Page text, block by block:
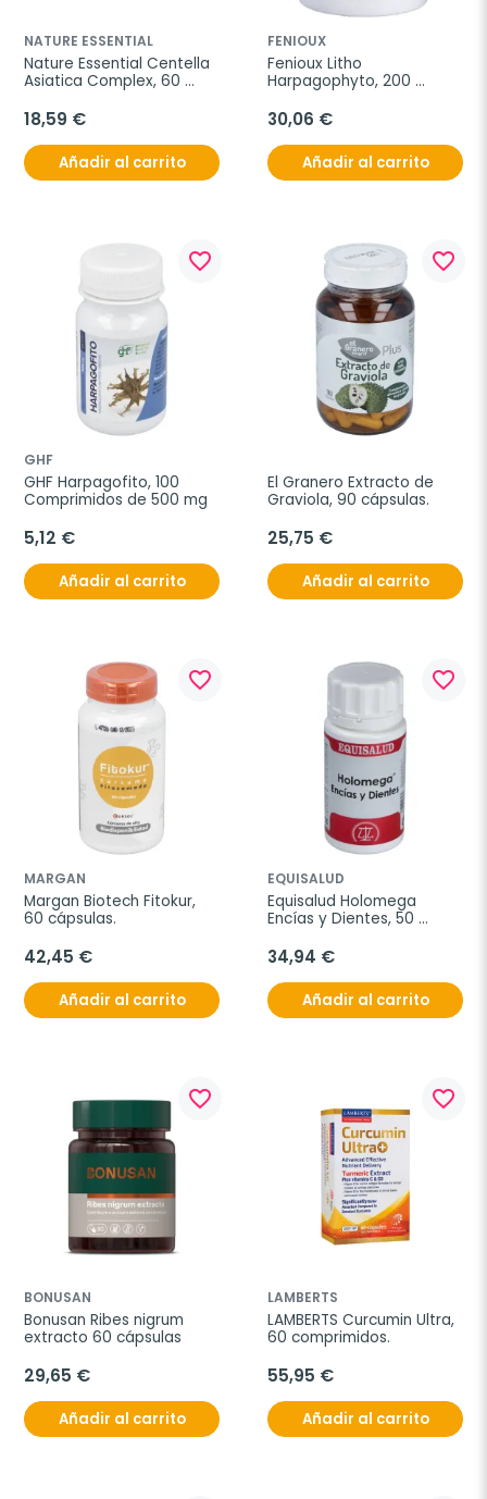
NATURE ESSENTIAL
Nature Essential Centella
Asiatica Complex, 60
18,59 €
Añadir al carrito
FENIOUX
Fenioux Litho
Harpagophyto, 200
30,06 €
Añadir al carrito
favorite_border
GHF
GHF Harpagofito, 100
Comprimidos de 500 mg
5,12 €
Añadir al carrito
favorite_border
El Granero Extracto de
Graviola, 90 cápsulas.
25,75 €
Añadir al carrito
favorite_border
MARGAN
Margan Biotech Fitokur,
60 cápsulas.
42,45 €
Añadir al carrito
favorite_border
EQUISALUD
Equisalud Holomega
Encías y Dientes, 50
34,94 €
Añadir al carrito
favorite_border
BONUSAN
Bonusan Ribes nigrum
extracto 60 cápsulas
29,65 €
Añadir al carrito
favorite_border
LAMBERTS
LAMBERTS Curcumin Ultra,
60 comprimidos.
55,95 €
Añadir al carrito